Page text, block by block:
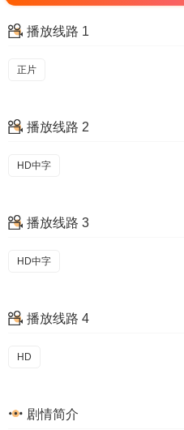
播放线路 1
正片
播放线路 2
HD中字
播放线路 3
HD中字
播放线路 4
HD
剧情简介